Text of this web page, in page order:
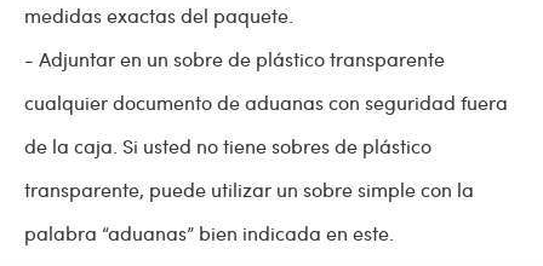
medidas exactas del paquete.
- Adjuntar en un sobre de plástico transparente
cualquier documento de aduanas con seguridad fuera
de la caja. Si usted no tiene sobres de plástico
transparente, puede utilizar un sobre simple con la
palabra “aduanas” bien indicada en este.